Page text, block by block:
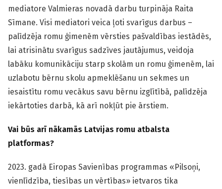
mediatore Valmieras novadā darbu turpināja Raita
Sīmane. Visi mediatori veica ļoti svarīgus darbus –
palīdzēja romu ģimenēm vērsties pašvaldības iestādēs,
lai atrisinātu svarīgus sadzīves jautājumus, veidoja
labāku komunikāciju starp skolām un romu ģimenēm, lai
uzlabotu bērnu skolu apmeklēšanu un sekmes un
iesaistītu romu vecākus savu bērnu izglītībā, palīdzēja
iekārtoties darbā, kā arī nokļūt pie ārstiem.
Vai būs arī nākamās Latvijas romu atbalsta
platformas?
2023. gadā Eiropas Savienības programmas «Pilsoņi,
vienlīdzība, tiesības un vērtības» ietvaros tika